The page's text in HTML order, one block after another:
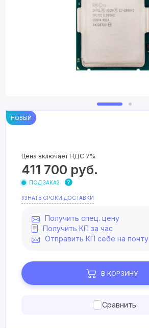
НОВЫЙ
Цена включает НДС 7%
411 700 руб.
ПОД ЗАКАЗ
УЗНАТЬ СРОКИ ДОСТАВКИ
Получить спец. цену
Получить КП за час
Отправить КП себе на почту
В КОРЗИНУ
Сравнить